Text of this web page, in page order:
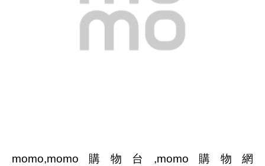
momo,momo購物台,momo購物網